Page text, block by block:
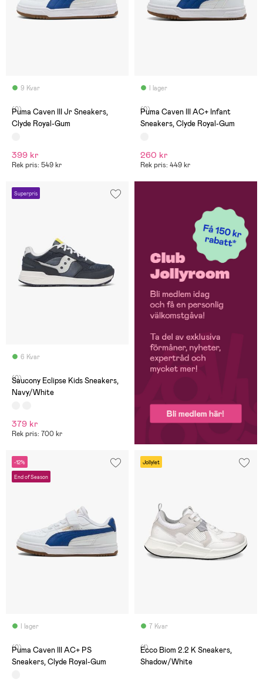
9 Kvar
(0)
Puma Caven III Jr Sneakers,
Clyde Royal-Gum
399 kr
Rek pris: 549 kr
I lager
(0)
Puma Caven III AC+ Infant
Sneakers, Clyde Royal-Gum
260 kr
Rek pris: 449 kr
Superpris
6 Kvar
(0)
Saucony Eclipse Kids Sneakers,
Navy/White
379 kr
Rek pris: 700 kr
-12%
End of Season
I lager
(0)
Puma Caven III AC+ PS
Sneakers, Clyde Royal-Gum
Jollylet
7 Kvar
(1)
Ecco Biom 2.2 K Sneakers,
Shadow/White